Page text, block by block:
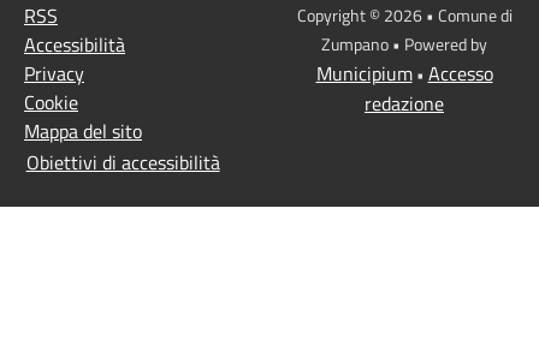
RSS
Accessibilità
Privacy
Cookie
Mappa del sito
Obiettivi di accessibilità
Copyright © 2026 • Comune di
Zumpano • Powered by
Municipium• Accesso
redazione